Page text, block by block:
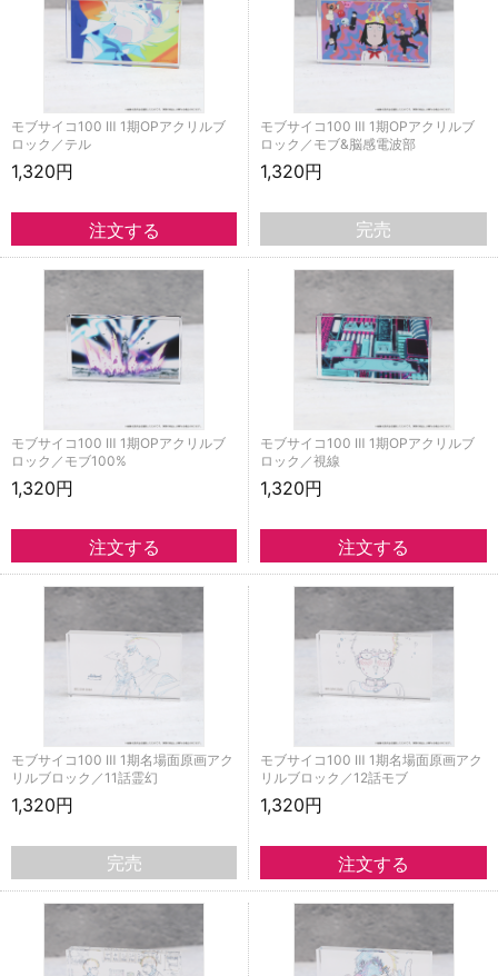
モブサイコ100 Ⅲ 1期OPアクリルブ
ロック／テル
1,320円
モブサイコ100 Ⅲ 1期OPアクリルブ
ロック／モブ&脳感電波部
1,320円
完売
モブサイコ100 Ⅲ 1期OPアクリルブ
ロック／モブ100%
1,320円
モブサイコ100 Ⅲ 1期OPアクリルブ
ロック／視線
1,320円
モブサイコ100 Ⅲ 1期名場面原画アク
リルブロック／11話霊幻
1,320円
完売
モブサイコ100 Ⅲ 1期名場面原画アク
リルブロック／12話モブ
1,320円